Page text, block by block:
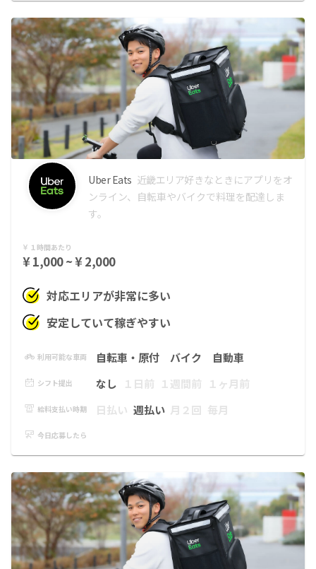
Uber Eats 近畿エリア好きなときにアプリをオ
ンライン、自転車やバイクで料理を配達しま
す。
１時間あたり
¥ 1,000 ~ ¥ 2,000
対応エリアが非常に多い
安定していて稼ぎやすい
利用可能な車両 自転車・原付 バイク 自動車
シフト提出 なし １日前 １週間前 １ヶ月前
給料支払い時期 日払い 週払い 月２回 毎月
今日応募したら